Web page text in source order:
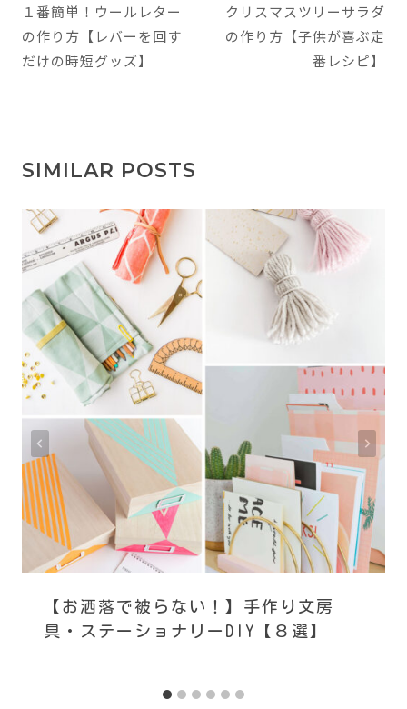
稿
ナ
ー
ョ
ン
１番簡単！ウールレター
の作り方【レバーを回す
だけの時短グッズ】
クリスマスツリーサラダ
の作り方【子供が喜ぶ定
番レシピ】
SIMILAR POSTS
【お洒落で被らない！】手作り文房
具・ステーショナリーDIY【８選】